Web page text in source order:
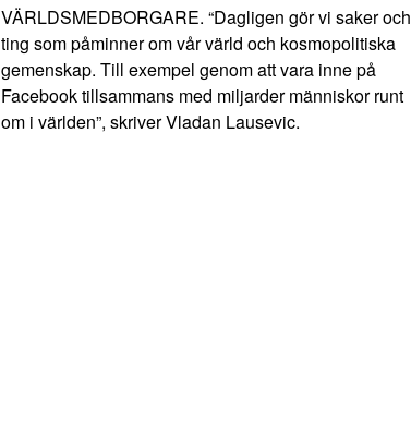
VÄRLDSMEDBORGARE. “Dagligen gör vi saker och
ting som påminner om vår värld och kosmopolitiska
gemenskap. Till exempel genom att vara inne på
Facebook tillsammans med miljarder människor runt
om i världen”, skriver Vladan Lausevic.